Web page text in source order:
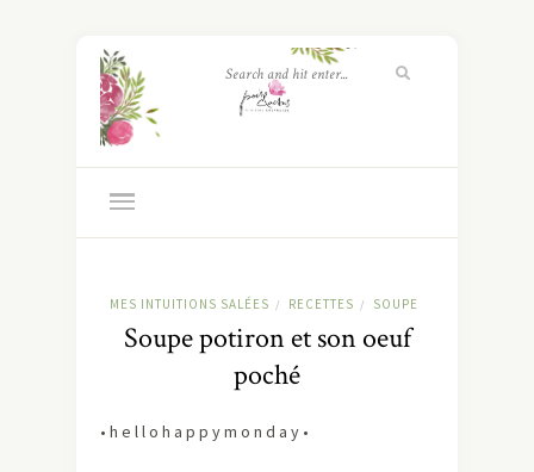
MES INTUITIONS SALÉES / RECETTES / SOUPE
Soupe potiron et son oeuf
poché
• h e l l o h a p p y m o n d a y •